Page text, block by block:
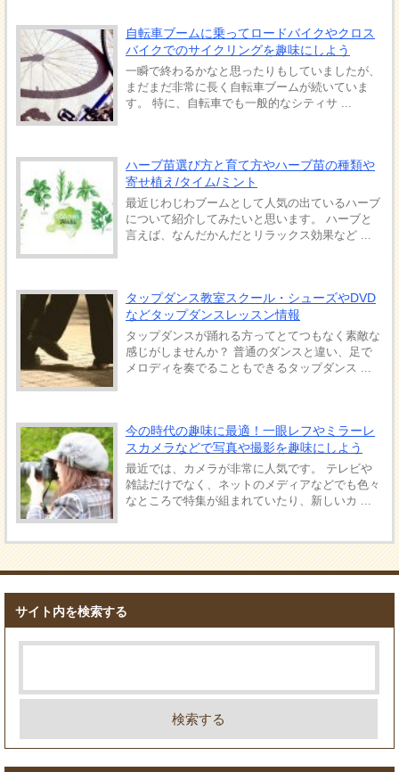
自転車ブームに乗ってロードバイクやクロス
バイクでのサイクリングを趣味にしよう
一瞬で終わるかなと思ったりもしていましたが、
まだまだ非常に長く自転車ブームが続いていま
す。 特に、自転車でも一般的なシティサ ...
ハーブ苗選び方と育て方やハーブ苗の種類や
寄せ植え/タイム/ミント
最近じわじわブームとして人気の出ているハーブ
について紹介してみたいと思います。 ハーブと
言えば、なんだかんだとリラックス効果など ...
タップダンス教室スクール・シューズやDVD
などタップダンスレッスン情報
タップダンスが踊れる方ってとてつもなく素敵な
感じがしませんか？ 普通のダンスと違い、足で
メロディを奏でることもできるタップダンス ...
今の時代の趣味に最適！一眼レフやミラーレ
スカメラなどで写真や撮影を趣味にしよう
最近では、カメラが非常に人気です。 テレビや
雑誌だけでなく、ネットのメディアなどでも色々
なところで特集が組まれていたり、新しいカ ...
サイト内を検索する